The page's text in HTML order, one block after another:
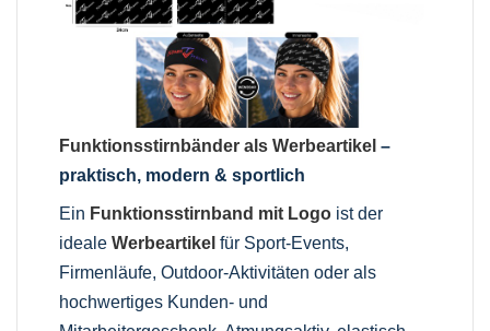
Funktionsstirnbänder als Werbeartikel –
praktisch, modern & sportlich
Ein Funktionsstirnband mit Logo ist der
idealeWerbeartikel für Sport-Events,
Firmenläufe, Outdoor-Aktivitäten oder als
hochwertiges Kunden- und